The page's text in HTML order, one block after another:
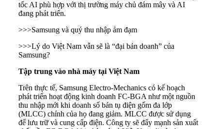
tốc AI phù hợp với thị trường máy chủ đám mây và AI
đang phát triển.
>>>Samsung và quý thu nhập ảm đạm
>>>Lý do Việt Nam vẫn sẽ là “đại bản doanh” của
Samsung?
Tập trung vào nhà máy tại Việt Nam
Trên thực tế, Samsung Electro-Mechanics có kế hoạch
phát triển hoạt động kinh doanh FC-BGA như một nguồn
thu nhập mới khi doanh số bán tụ điện gốm đa lớp
(MLCC) chính của họ đang giảm. MLCC được sử dụng
để lưu trữ và cung cấp điện. Công ty sẽ đẩy mạnh sản xuất